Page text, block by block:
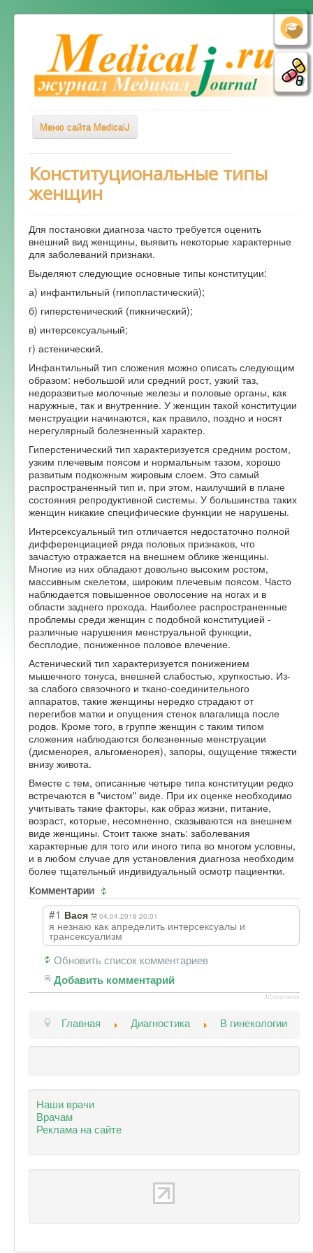
Меню сайта MedicalJ
Весь Медикал
Симптомы
Диагностика
Лечение
Советы врача
Альтернативная медицина
Форум
Конституциональные типы
женщин
Для постановки диагноза часто требуется оценить
внешний вид женщины, выявить некоторые характерные
для заболеваний признаки.
Выделяют следующие основные типы конституции:
а) инфантильный (гипопластический);
б) гиперстенический (пикнический);
в) интерсексуальный;
г) астенический.
Инфантильный тип сложения можно описать следующим
образом: небольшой или средний рост, узкий таз,
недоразвитые молочные железы и половые органы, как
наружные, так и внутренние. У женщин такой конституции
менструации начинаются, как правило, поздно и носят
нерегулярный болезненный характер.
Гиперстенический тип характеризуется средним ростом,
узким плечевым поясом и нормальным тазом, хорошо
развитым подкожным жировым слоем. Это самый
распространенный тип и, при этом, наилучший в плане
состояния репродуктивной системы. У большинства таких
женщин никакие специфические функции не нарушены.
Интерсексуальный тип отличается недостаточно полной
дифференциацией ряда половых признаков, что
зачастую отражается на внешнем облике женщины.
Многие из них обладают довольно высоким ростом,
массивным скелетом, широким плечевым поясом. Часто
наблюдается повышенное оволосение на ногах и в
области заднего прохода. Наиболее распространенные
проблемы среди женщин с подобной конституцией -
различные нарушения менструальной функции,
бесплодие, пониженное половое влечение.
Астенический тип характеризуется понижением
мышечного тонуса, внешней слабостью, хрупкостью. Из-
за слабого связочного и ткано-соединительного
аппаратов, такие женщины нередко страдают от
перегибов матки и опущения стенок влагалища после
родов. Кроме того, в группе женщин с таким типом
сложения наблюдаются болезненные менструации
(дисменорея, альгоменорея), запоры, ощущение тяжести
внизу живота.
Вместе с тем, описанные четыре типа конституции редко
встречаются в "чистом" виде. При их оценке необходимо
учитывать такие факторы, как образ жизни, питание,
возраст, которые, несомненно, сказываются на внешнем
виде женщины. Стоит также знать: заболевания
характерные для того или иного типа во многом условны,
и в любом случае для установления диагноза необходим
более тщательный индивидуальный осмотр пациентки.
Комментарии
#1 Вася 04.04.2018 20:01
я незнаю как апределить интерсексуалы и
трансексуализм
Обновить список комментариев
Добавить комментарий
JComments
Главная Диагностика В гинекологии
Наши врачи
Врачам
Реклама на сайте